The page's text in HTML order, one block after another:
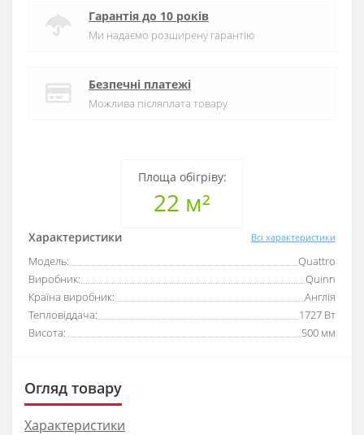
Площа обігріву:
22 м²
Характеристики Всі характеристики
Модель:
Quattro
Виробник:
Quinn
Країна виробник:
Англія
Тепловіддача:
1727 Вт
Висота:
500 мм
Гарантія до 10 років
Ми надаємо розширену гарантію
Безпечні платежі
Можлива післяплата товару
Огляд товару
Характеристики